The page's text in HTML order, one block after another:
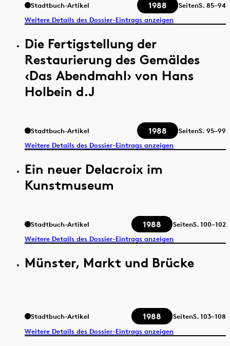
Stadtbuch-Artikel 1988 SeitenS. 85–94
Weitere Details des Dossier-Eintrags anzeigen
Die Fertigstellung der
Restaurierung des Gemäldes
‹Das Abendmahl› von Hans
Holbein d.J
Stadtbuch-Artikel 1988 SeitenS. 95–99
Weitere Details des Dossier-Eintrags anzeigen
Ein neuer Delacroix im
Kunstmuseum
Stadtbuch-Artikel 1988 SeitenS.100–102
Weitere Details des Dossier-Eintrags anzeigen
Münster, Markt und Brücke
Stadtbuch-Artikel 1988 SeitenS.103–108
Weitere Details des Dossier-Eintrags anzeigen